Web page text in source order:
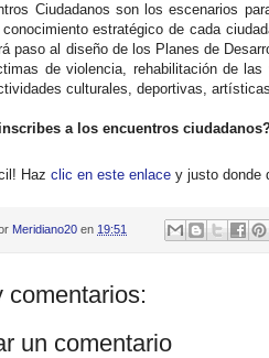
Ciudadanos son los escenarios
estratégico de cada
paso al diseño de los Planes de
de violencia, rehabilitación de
culturales, deportivas,
a los encuentros
Haz clic en este enlace y justo donde
Meridiano20 en 19:51
comentarios:
un comentario